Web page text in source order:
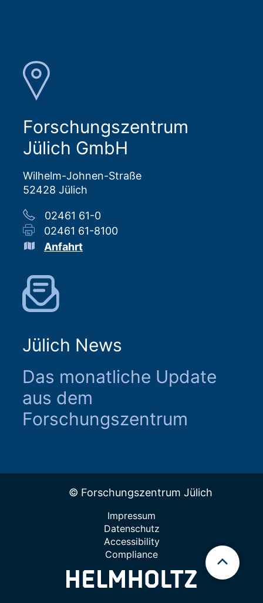
Forschungszentrum
Jülich GmbH
Wilhelm-Johnen-Straße
52428 Jülich
02461 61-0
02461 61-8100
Anfahrt
Jülich News
Das monatliche Update
aus dem
Forschungszentrum
© Forschungszentrum Jülich
Impressum
Datenschutz
Accessibility
Compliance